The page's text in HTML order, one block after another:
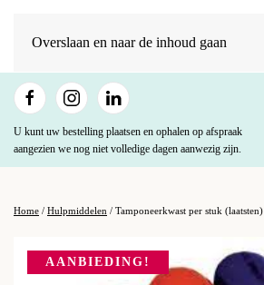
Overslaan en naar de inhoud gaan
U kunt uw bestelling plaatsen en ophalen op afspraak
aangezien we nog niet volledige dagen aanwezig zijn.
Home / Hulpmiddelen / Tamponeerkwast per stuk (laatsten)
AANBIEDING!